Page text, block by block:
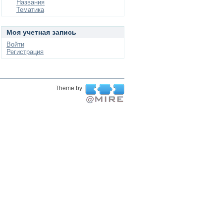
Названия
Тематика
Моя учетная запись
Войти
Регистрация
Theme by